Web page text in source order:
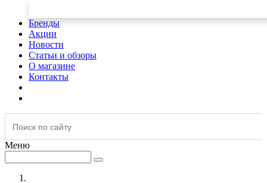
Бренды
Акции
Новости
Статьи и обзоры
О магазине
Контакты
Меню